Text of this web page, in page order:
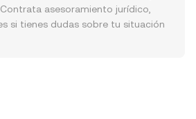
asesoramiento jurídico,
si tienes dudas sobre tu situación